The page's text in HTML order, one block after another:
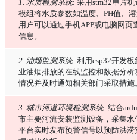
1. 水质检测系统: 采用stm32单片
模组将水质参数如温度、PH值、
用户可以通过手机APP或电脑网
信息。
2. 油烟监测系统: 利用esp32开发
业油烟排放的在线监控和数据分
情况并及时通知相关部门采取措施
3. 城市河道环境检测系统: 结合
市主要河流安装监测设备，采集
平台实时发布预警信号以预防洪